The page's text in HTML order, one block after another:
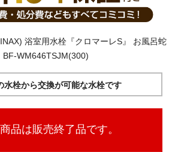
水栓から交換が可能な水栓です
品は販売終了品です。